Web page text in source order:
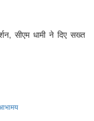
सीएम धामी ने दिए सख्त